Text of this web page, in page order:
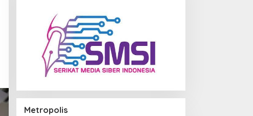
Metropolis